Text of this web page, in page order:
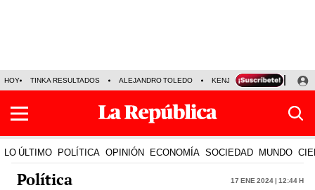
HOY TINKA RESULTADOS ALEJANDRO TOLEDO KENJI FUJIMORI
LO ÚLTIMO POLÍTICA OPINIÓN ECONOMÍA SOCIEDAD MUNDO
Política 17 Ene 2024 | 12:44 h